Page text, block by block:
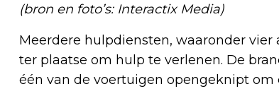
(bron en foto’s: Interactix Media)
Meerdere hulpdiensten, waaronder
ter plaatse om hulp te verlenen. De
één van de voertuigen opengeknipt om